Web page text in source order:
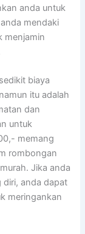
anda untuk
mendaki
menjamin
biaya
itu adalah
dan
untuk
memang
rombongan
Jika anda
diri, anda dapat
meringankan